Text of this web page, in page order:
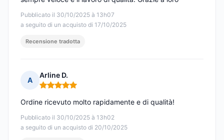
Pubblicato il 30/10/2025 à 13h07
a seguito di un acquisto di 17/10/2025
Recensione tradotta
A
Arline D.
Nota: 5 su 5
Pubblicato il 30/10/2025 à 13h02
a seguito di un acquisto di 20/10/2025
Ordine ricevuto molto rapidamente e di qualità!